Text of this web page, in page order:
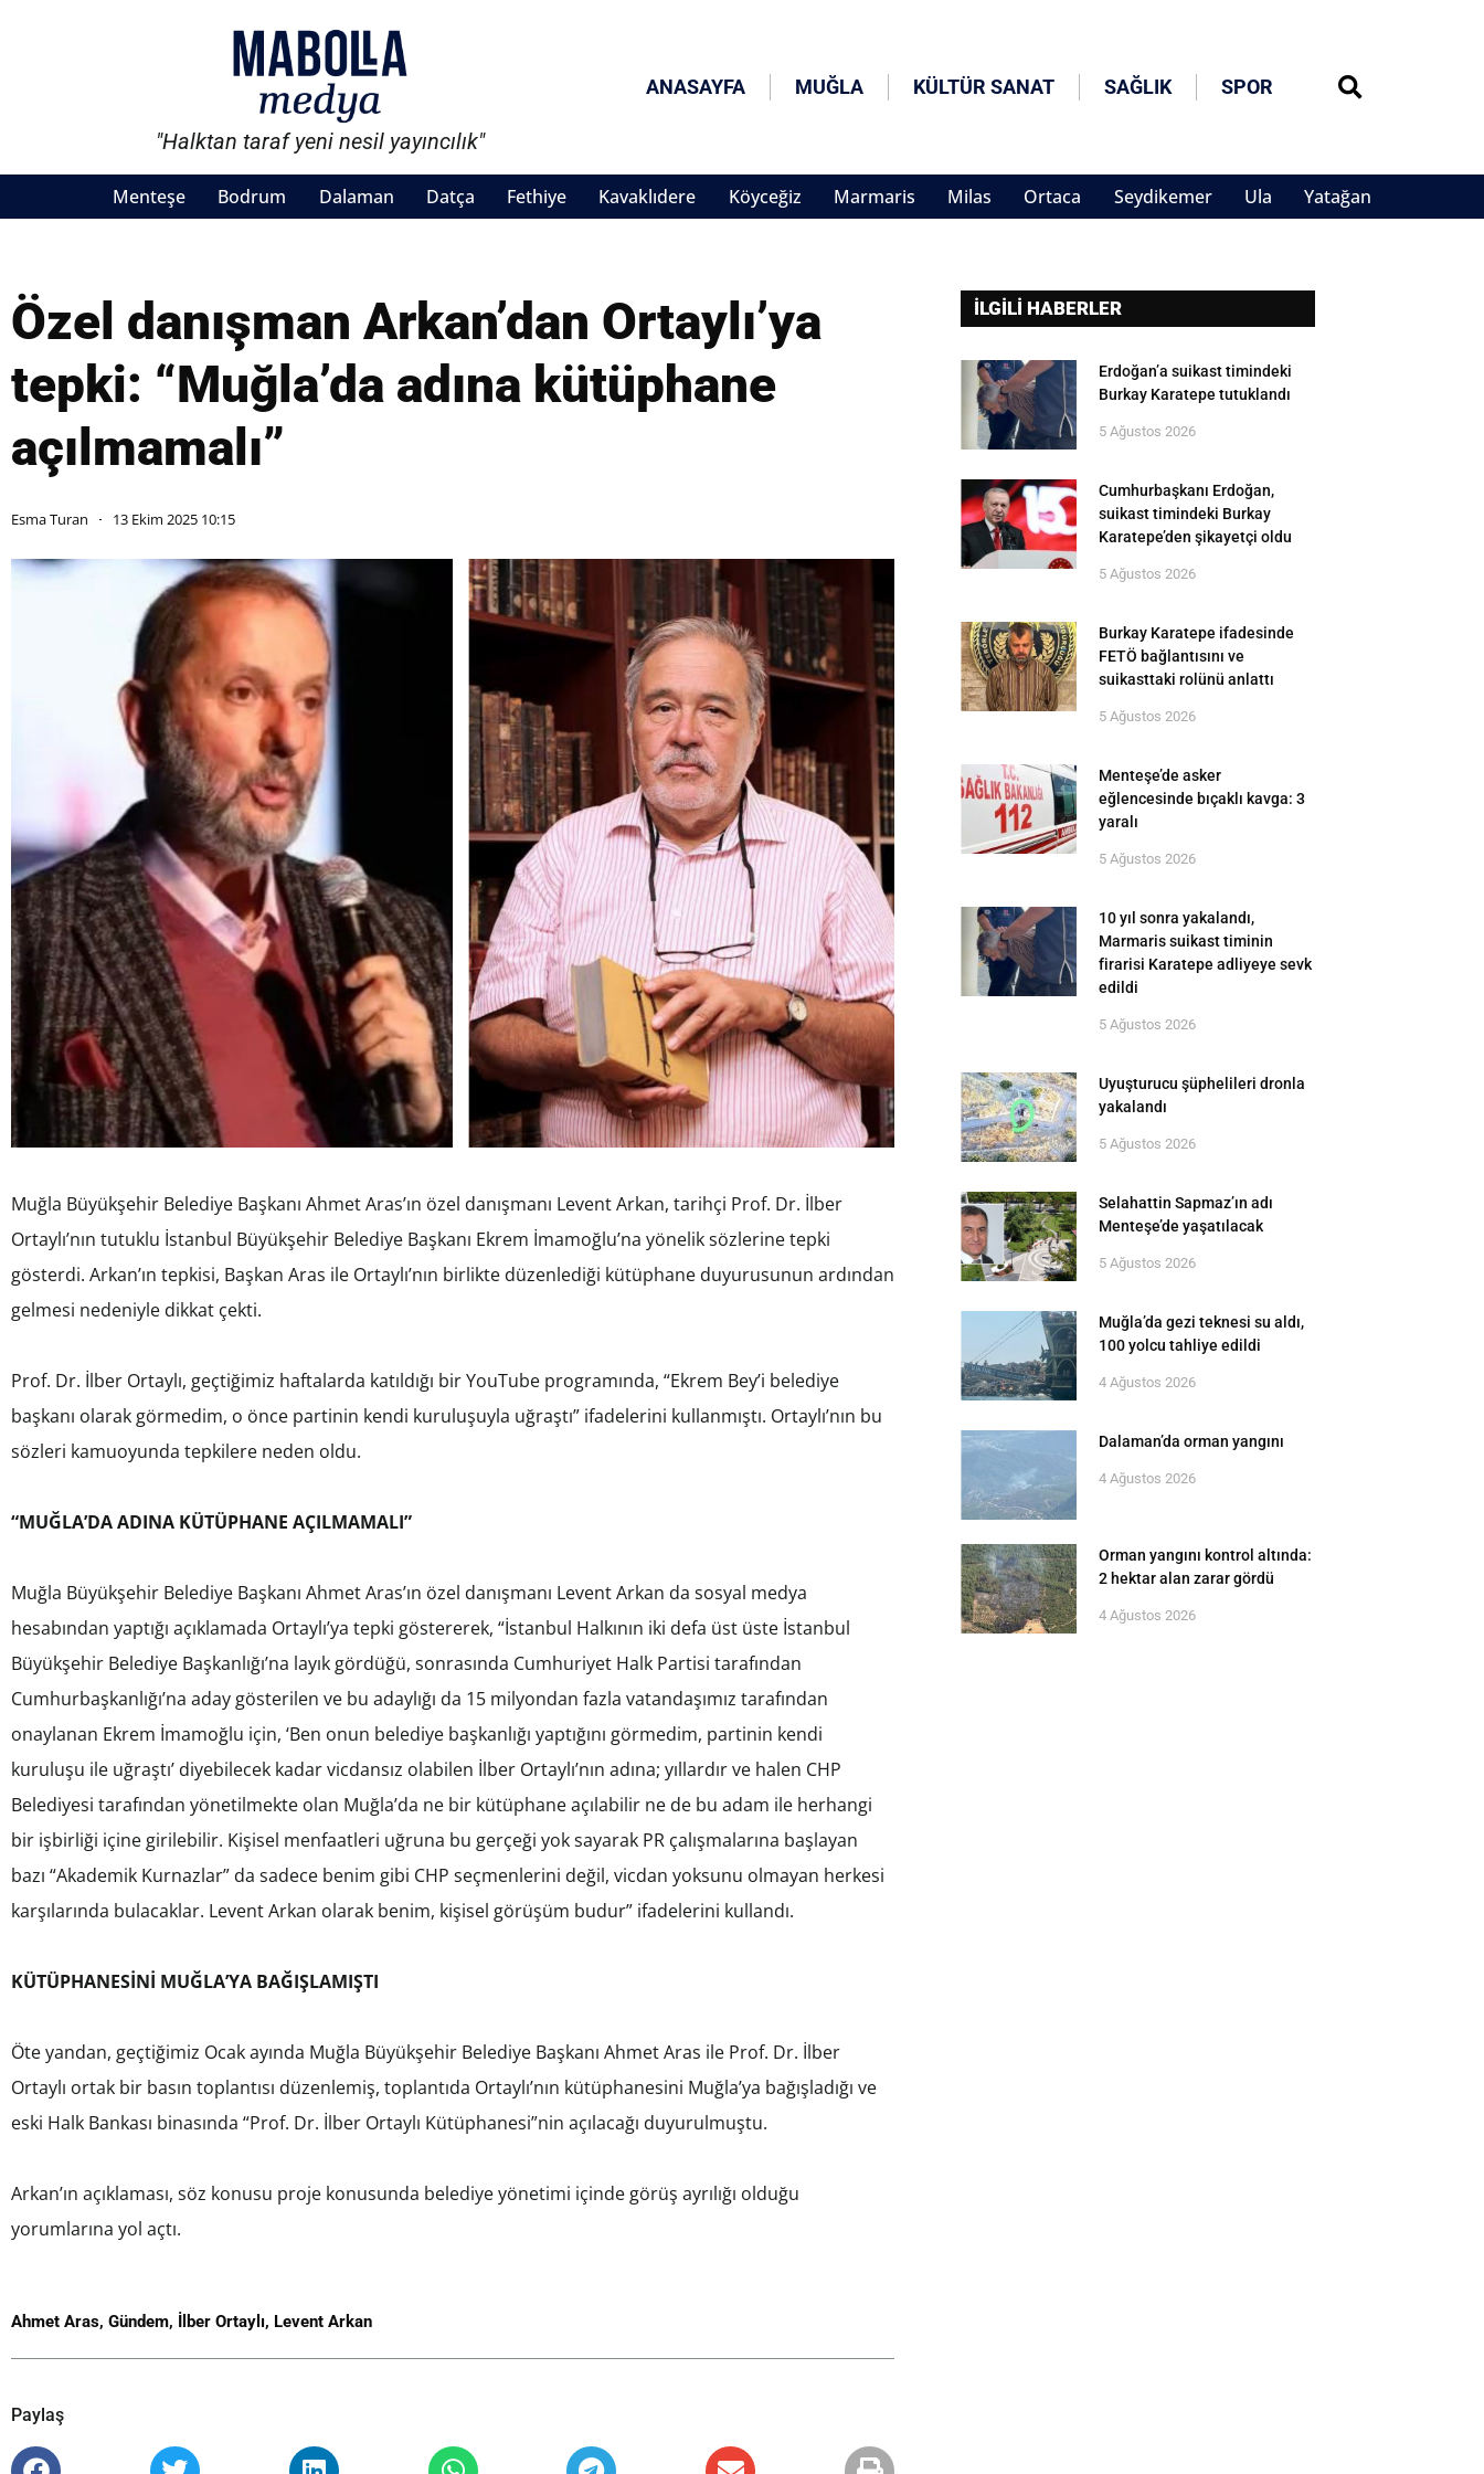
"Halktan taraf yeni nesil yayıncılık"
ANASAYFA MUĞLA KÜLTÜR SANAT SAĞLIK SPOR
Menteşe Bodrum Dalaman Datça Fethiye Kavaklıdere Köyceğiz Marmaris Milas Ortaca Seydikemer Ula Yatağan
Özel danışman Arkan’dan Ortaylı’ya
tepki: “Muğla’da adına kütüphane
açılmamalı”
Esma Turan 13 Ekim 2025 10:15
Muğla Büyükşehir Belediye Başkanı Ahmet Aras’ın özel danışmanı Levent Arkan, tarihçi Prof. Dr. İlber
Ortaylı’nın tutuklu İstanbul Büyükşehir Belediye Başkanı Ekrem İmamoğlu’na yönelik sözlerine tepki
gösterdi. Arkan’ın tepkisi, Başkan Aras ile Ortaylı’nın birlikte düzenlediği kütüphane duyurusunun ardından
gelmesi nedeniyle dikkat çekti.
Prof. Dr. İlber Ortaylı, geçtiğimiz haftalarda katıldığı bir YouTube programında, “Ekrem Bey’i belediye
başkanı olarak görmedim, o önce partinin kendi kuruluşuyla uğraştı” ifadelerini kullanmıştı. Ortaylı’nın bu
sözleri kamuoyunda tepkilere neden oldu.
“MUĞLA’DA ADINA KÜTÜPHANE AÇILMAMALI”
Muğla Büyükşehir Belediye Başkanı Ahmet Aras’ın özel danışmanı Levent Arkan da sosyal medya
hesabından yaptığı açıklamada Ortaylı’ya tepki göstererek, “İstanbul Halkının iki defa üst üste İstanbul
Büyükşehir Belediye Başkanlığı’na layık gördüğü, sonrasında Cumhuriyet Halk Partisi tarafından
Cumhurbaşkanlığı’na aday gösterilen ve bu adaylığı da 15 milyondan fazla vatandaşımız tarafından
onaylanan Ekrem İmamoğlu için, ‘Ben onun belediye başkanlığı yaptığını görmedim, partinin kendi
kuruluşu ile uğraştı’ diyebilecek kadar vicdansız olabilen İlber Ortaylı’nın adına; yıllardır ve halen CHP
Belediyesi tarafından yönetilmekte olan Muğla’da ne bir kütüphane açılabilir ne de bu adam ile herhangi
bir işbirliği içine girilebilir. Kişisel menfaatleri uğruna bu gerçeği yok sayarak PR çalışmalarına başlayan
bazı “Akademik Kurnazlar” da sadece benim gibi CHP seçmenlerini değil, vicdan yoksunu olmayan herkesi
karşılarında bulacaklar. Levent Arkan olarak benim, kişisel görüşüm budur” ifadelerini kullandı.
KÜTÜPHANESİNİ MUĞLA’YA BAĞIŞLAMIŞTI
Öte yandan, geçtiğimiz Ocak ayında Muğla Büyükşehir Belediye Başkanı Ahmet Aras ile Prof. Dr. İlber
Ortaylı ortak bir basın toplantısı düzenlemiş, toplantıda Ortaylı’nın kütüphanesini Muğla’ya bağışladığı ve
eski Halk Bankası binasında “Prof. Dr. İlber Ortaylı Kütüphanesi”nin açılacağı duyurulmuştu.
Arkan’ın açıklaması, söz konusu proje konusunda belediye yönetimi içinde görüş ayrılığı olduğu
yorumlarına yol açtı.
Ahmet Aras, Gündem, İlber Ortaylı, Levent Arkan
Paylaş
İLGİLİ HABERLER
Erdoğan’a suikast timindeki
Burkay Karatepe tutuklandı
5 Ağustos 2026
Cumhurbaşkanı Erdoğan,
suikast timindeki Burkay
Karatepe’den şikayetçi oldu
5 Ağustos 2026
Burkay Karatepe ifadesinde
FETÖ bağlantısını ve
suikasttaki rolünü anlattı
5 Ağustos 2026
Menteşe’de asker
eğlencesinde bıçaklı kavga: 3
yaralı
5 Ağustos 2026
10 yıl sonra yakalandı,
Marmaris suikast timinin
firarisi Karatepe adliyeye sevk
edildi
5 Ağustos 2026
Uyuşturucu şüphelileri dronla
yakalandı
5 Ağustos 2026
Selahattin Sapmaz’ın adı
Menteşe’de yaşatılacak
5 Ağustos 2026
Muğla’da gezi teknesi su aldı,
100 yolcu tahliye edildi
4 Ağustos 2026
Dalaman’da orman yangını
4 Ağustos 2026
Orman yangını kontrol altında:
2 hektar alan zarar gördü
4 Ağustos 2026